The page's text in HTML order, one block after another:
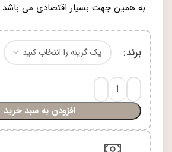
به همین جهت بسیار اقتصادی می باشد.
برند
افزودن به سبد خرید